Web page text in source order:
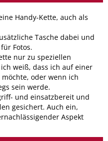
Handy-Kette, auch als
Tasche dabei und
Fotos.
nur zu speziellen
weiß, dass ich auf einer
oder wenn ich
sein werde.
und einsatzbereit und
gesichert. Auch ein,
Aspekt